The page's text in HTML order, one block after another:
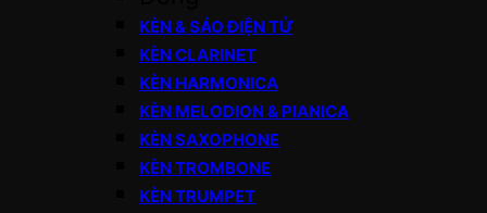
KÈN & SÁO ĐIỆN TỬ
KÈN CLARINET
KÈN HARMONICA
KÈN MELODION & PIANICA
KÈN SAXOPHONE
KÈN TROMBONE
KÈN TRUMPET